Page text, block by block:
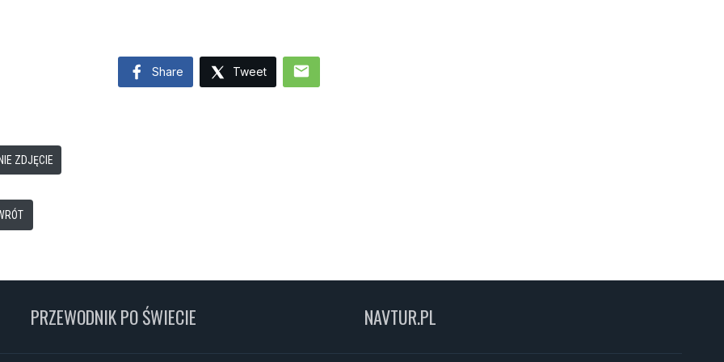
Share Tweet mail
ZDJĘCIE
PRZEWODNIK PO ŚWIECIE NAVTUR.PL